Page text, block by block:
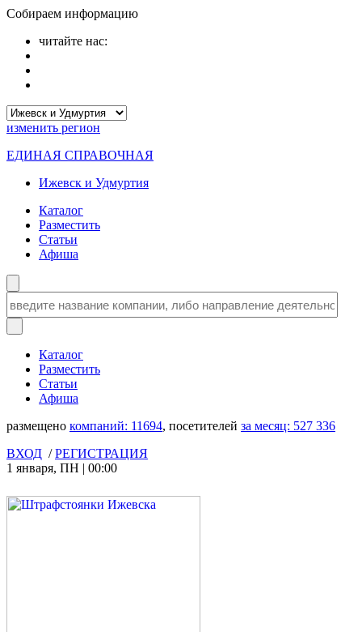
Собираем информацию
читайте нас:
изменить регион
ЕДИНАЯ СПРАВОЧНАЯ
Ижевск и Удмуртия
Каталог
Разместить
Статьи
Афиша
Каталог
Разместить
Статьи
Афиша
размещено компаний: 11694, посетителей за месяц: 527 336
ВХОД /РЕГИСТРАЦИЯ
1 января, ПН | 00:00